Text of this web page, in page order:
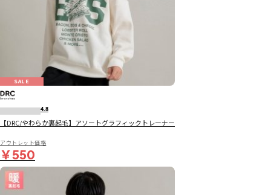
SALE
4.8
【DRC/やわらか裏起毛】アソートグラフィックトレーナー
アウトレット価格
￥550